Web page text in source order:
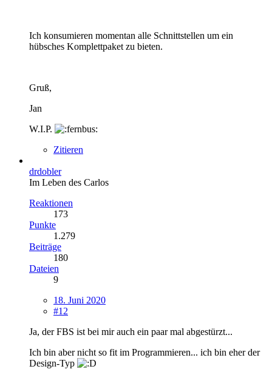
Ich konsumieren momentan alle Schnittstellen um ein
hübsches Komplettpaket zu bieten.
Gruß,
Jan
W.I.P.
Zitieren
drdobler
Im Leben des Carlos
Reaktionen
173
Punkte
1.279
Beiträge
180
Dateien
9
18. Juni 2020
#12
Ja, der FBS ist bei mir auch ein paar mal abgestürzt...
Ich bin aber nicht so fit im Programmieren... ich bin eher der
Design-Typ